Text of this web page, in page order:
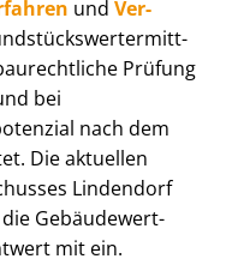
und Ver­
Prüfung
bei
nach dem
Die aktuellen
Lindendorf
Ge­bäu­de­wert­
mit ein.